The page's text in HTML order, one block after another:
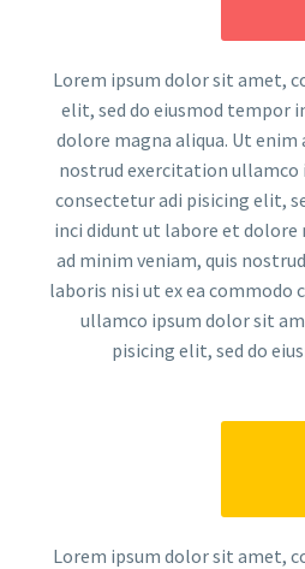
Lorem ipsum dolor sit amet,
elit, sed do eiusmod tempor
dolore magna aliqua. Ut enim
nostrud exercitation
consectetur adi pisicing elit,
inci didunt ut labore et dolore
ad minim veniam, quis
laboris nisi ut ex ea commodo
ullamco ipsum dolor sit
pisicing elit, sed do
Lorem ipsum dolor sit amet,